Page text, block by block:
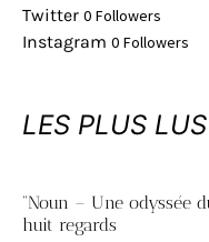
Twitter 0 Followers
Instagram 0 Followers
LES PLUS LUS
“Noun – Une odyssée du
huit regards